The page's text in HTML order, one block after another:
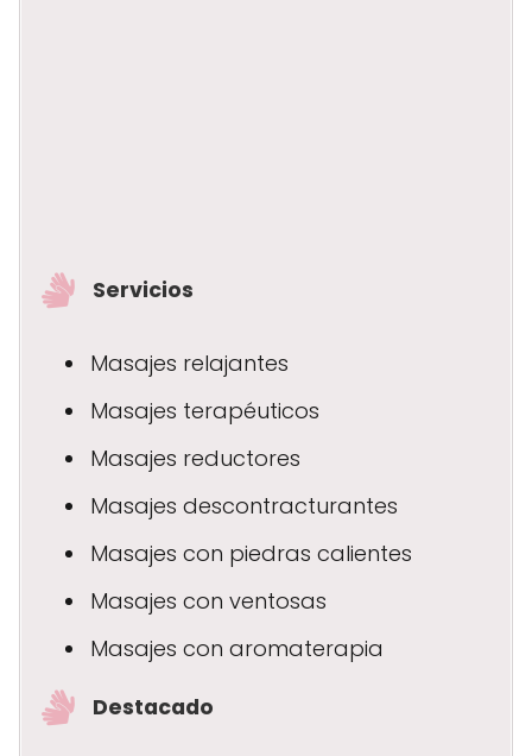
Servicios
Masajes relajantes
Masajes terapéuticos
Masajes reductores
Masajes descontracturantes
Masajes con piedras calientes
Masajes con ventosas
Masajes con aromaterapia
Destacado